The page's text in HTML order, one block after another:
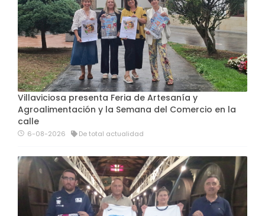
Villaviciosa presenta Feria de Artesanía y
Agroalimentación y la Semana del Comercio en la
calle
6-08-2026 De total actualidad